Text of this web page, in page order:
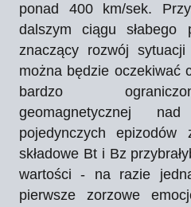
ponad 400 km/sek.
dalszym ciągu słabego
znaczący rozwój
można będzie oczekiwać
bardzo
geomagnetycznej
pojedynczych
składowe Bt i Bz
wartości - na razie
pierwsze zorzowe